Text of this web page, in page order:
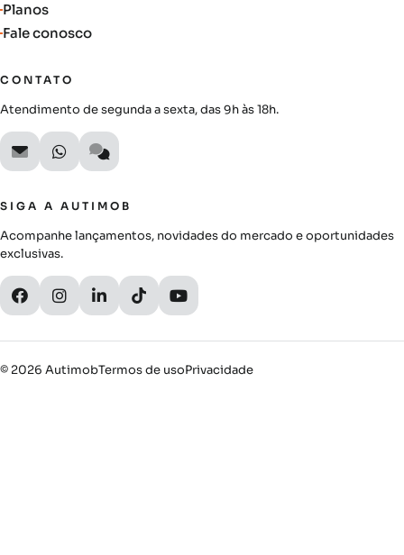
Planos
Fale conosco
CONTATO
Atendimento de segunda a sexta, das 9h às 18h.
SIGA A AUTIMOB
Acompanhe lançamentos, novidades do mercado e oportunidades
exclusivas.
© 2026 AutimobTermos de usoPrivacidade